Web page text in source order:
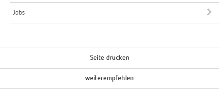
Jobs
Seite drucken
weiterempfehlen